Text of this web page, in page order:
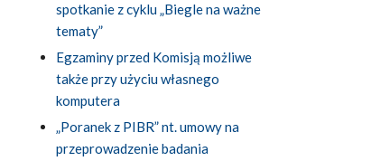
spotkanie z cyklu „Biegle na ważne
tematy”
Egzaminy przed Komisją możliwe
także przy użyciu własnego
komputera
„Poranek z PIBR” nt. umowy na
przeprowadzenie badania